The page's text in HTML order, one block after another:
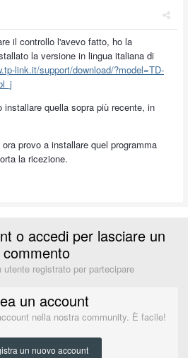
il controllo l'avevo fatto, ho la
la versione in lingua italiana di
link.it/support/download/?model=TD-
installare quella sopra più recente, in
provo a installare quel programma
la ricezione.
o accedi per lasciare un
commento
utente registrato per partecipare
un account
nella nostra community. È facile!
un nuovo account